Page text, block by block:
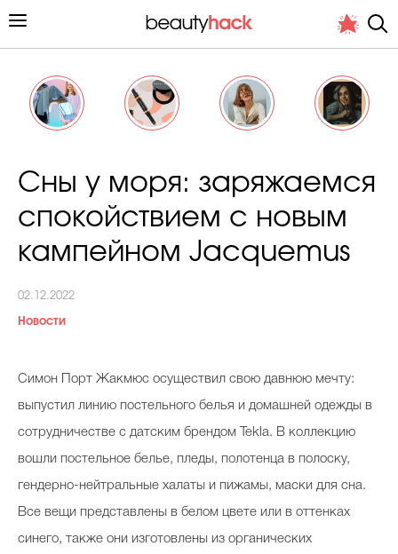
Личный опыт
Снимает и тестирует редакция
Косметичка профи
Папа может
Худеем правильно
Сны у моря: заряжаемся
спокойствием с новым
кампейном Jacquemus
02.12.2022
Новости
Симон Порт Жакмюс осуществил свою давнюю мечту:
выпустил линию постельного белья и домашней одежды в
сотрудничестве с датским брендом Tekla. В коллекцию
вошли постельное белье, пледы, полотенца в полоску,
гендерно-нейтральные халаты и пижамы, маски для сна.
Все вещи представлены в белом цвете или в оттенках
синего, также они изготовлены из органических